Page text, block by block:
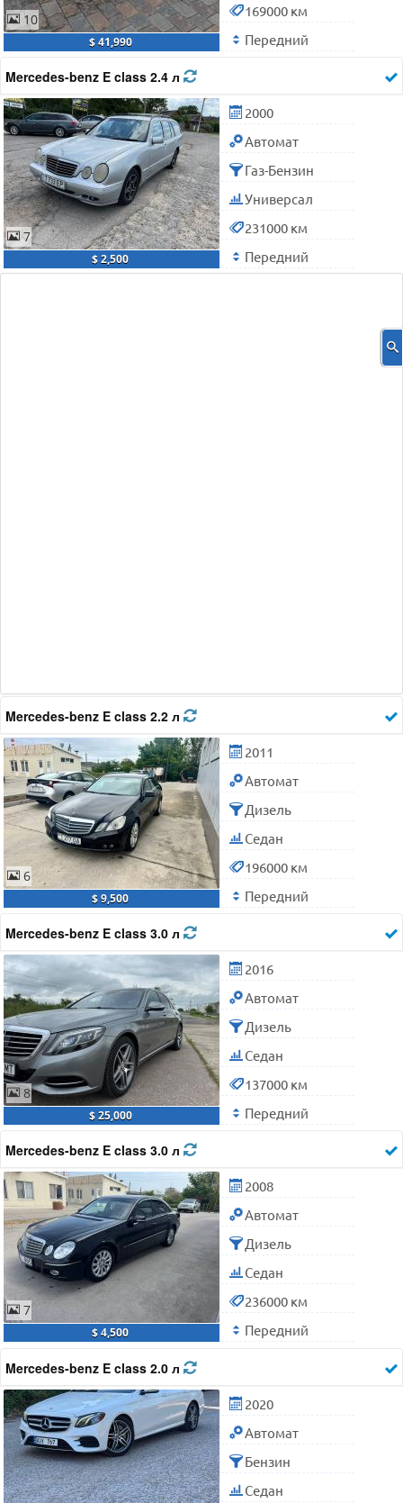
10
$ 41,990
169000 км
Передний
Mercedes-benz E class 2.4 л
7
$ 2,500
2000
Автомат
Газ-Бензин
Универсал
231000 км
Передний
Mercedes-benz E class 2.2 л
6
$ 9,500
2011
Автомат
Дизель
Седан
196000 км
Передний
Mercedes-benz E class 3.0 л
8
$ 25,000
2016
Автомат
Дизель
Седан
137000 км
Передний
Mercedes-benz E class 3.0 л
7
$ 4,500
2008
Автомат
Дизель
Седан
236000 км
Передний
Mercedes-benz E class 2.0 л
2020
Автомат
Бензин
Седан